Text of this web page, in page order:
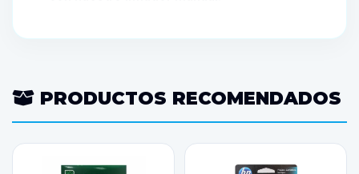
PRODUCTOS RECOMENDADOS